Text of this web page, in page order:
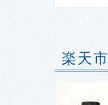
楽天